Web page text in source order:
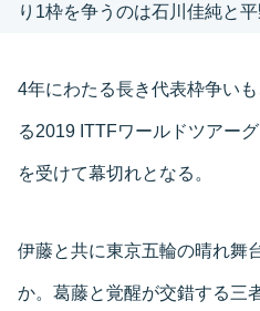
り1枠を争うのは石川佳純と平
4年にわたる長き代表枠争い
る2019 ITTFワールドツアー
を受けて幕切れとなる。
伊藤と共に東京五輪の晴れ舞
か。葛藤と覚醒が交錯する三